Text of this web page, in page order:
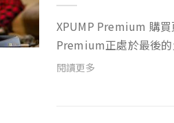
XPUMP Premium 購買頁面傳
Premium正處於最後
相當有興趣，因此我們
閱讀更多